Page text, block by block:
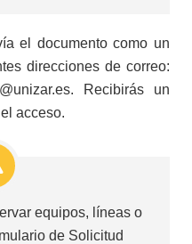
el documento como un
direcciones de correo:
Recibirás un
acceso.
equipos, líneas o
de Solicitud